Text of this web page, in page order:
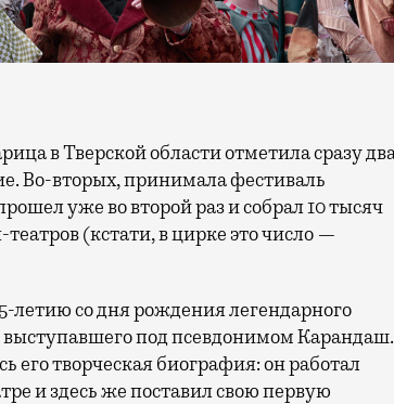
Во-вторых, принимала фестиваль
уже во второй раз и собрал 10 тысяч
(кстати, в цирке это число —
летию со дня рождения легендарного
под псевдонимом Карандаш.
его творческая биография: он работал
и здесь же поставил свою первую